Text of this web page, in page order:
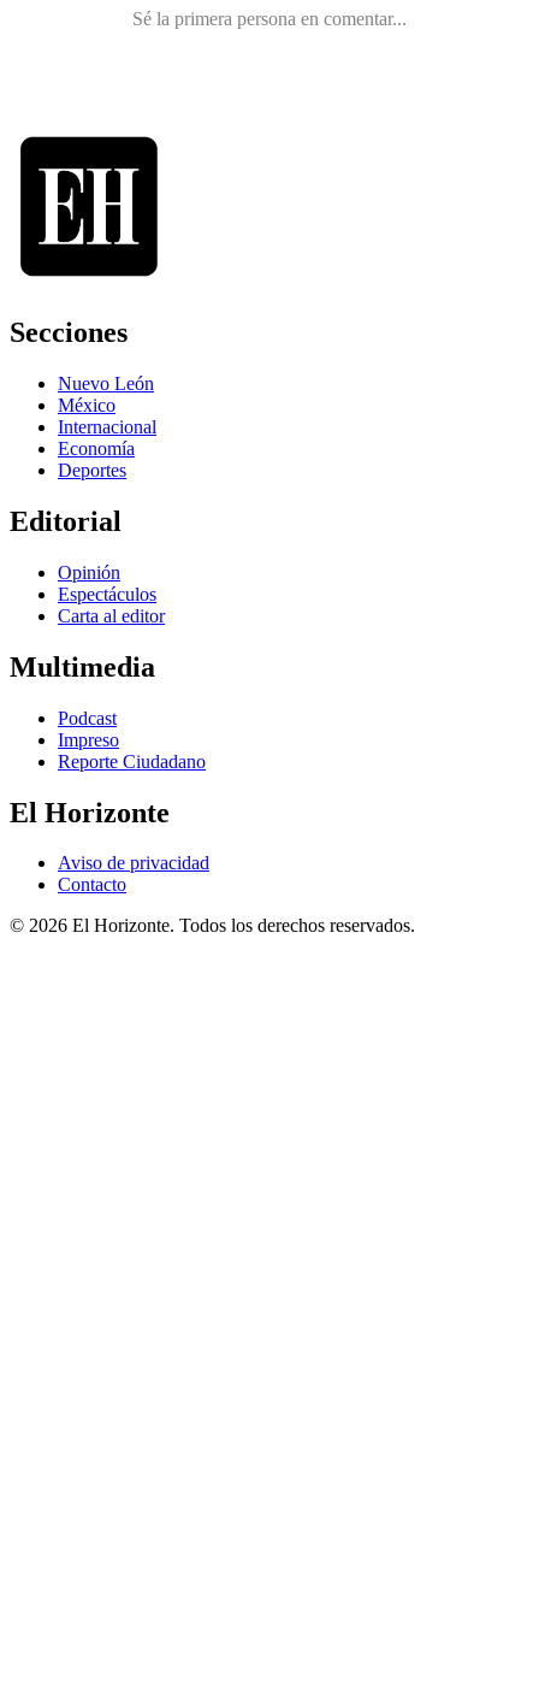
Secciones
Nuevo León
México
Internacional
Economía
Deportes
Editorial
Opinión
Espectáculos
Carta al editor
Multimedia
Podcast
Impreso
Reporte Ciudadano
El Horizonte
Aviso de privacidad
Contacto
© 2026 El Horizonte. Todos los derechos reservados.